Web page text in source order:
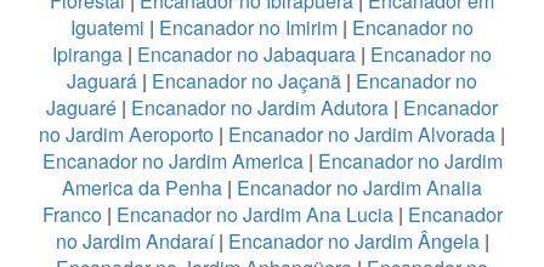
Iguatemi | Encanador no Imirim | Encanador no
Ipiranga | Encanador no Jabaquara | Encanador no
Jaguará | Encanador no Jaçanã | Encanador no
Jaguaré | Encanador no Jardim Adutora | Encanador
no Jardim Aeroporto | Encanador no Jardim Alvorada |
Encanador no Jardim America| Encanador no Jardim
America da Penha | Encanador no Jardim Analia
Franco| Encanador no Jardim Ana Lucia| Encanador
no Jardim Andaraí| Encanador no Jardim Ângela|